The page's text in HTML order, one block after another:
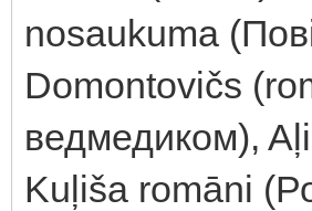
nosaukuma
Domontovičs
ведмедиком),
Kuļiša romāni